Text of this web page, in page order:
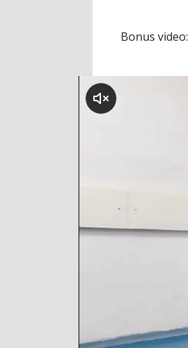
Bonus video:
klikni za zvuk